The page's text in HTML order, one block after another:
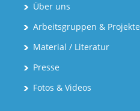
Über uns
Arbeitsgruppen & Projekte
Material / Literatur
Presse
Fotos & Videos